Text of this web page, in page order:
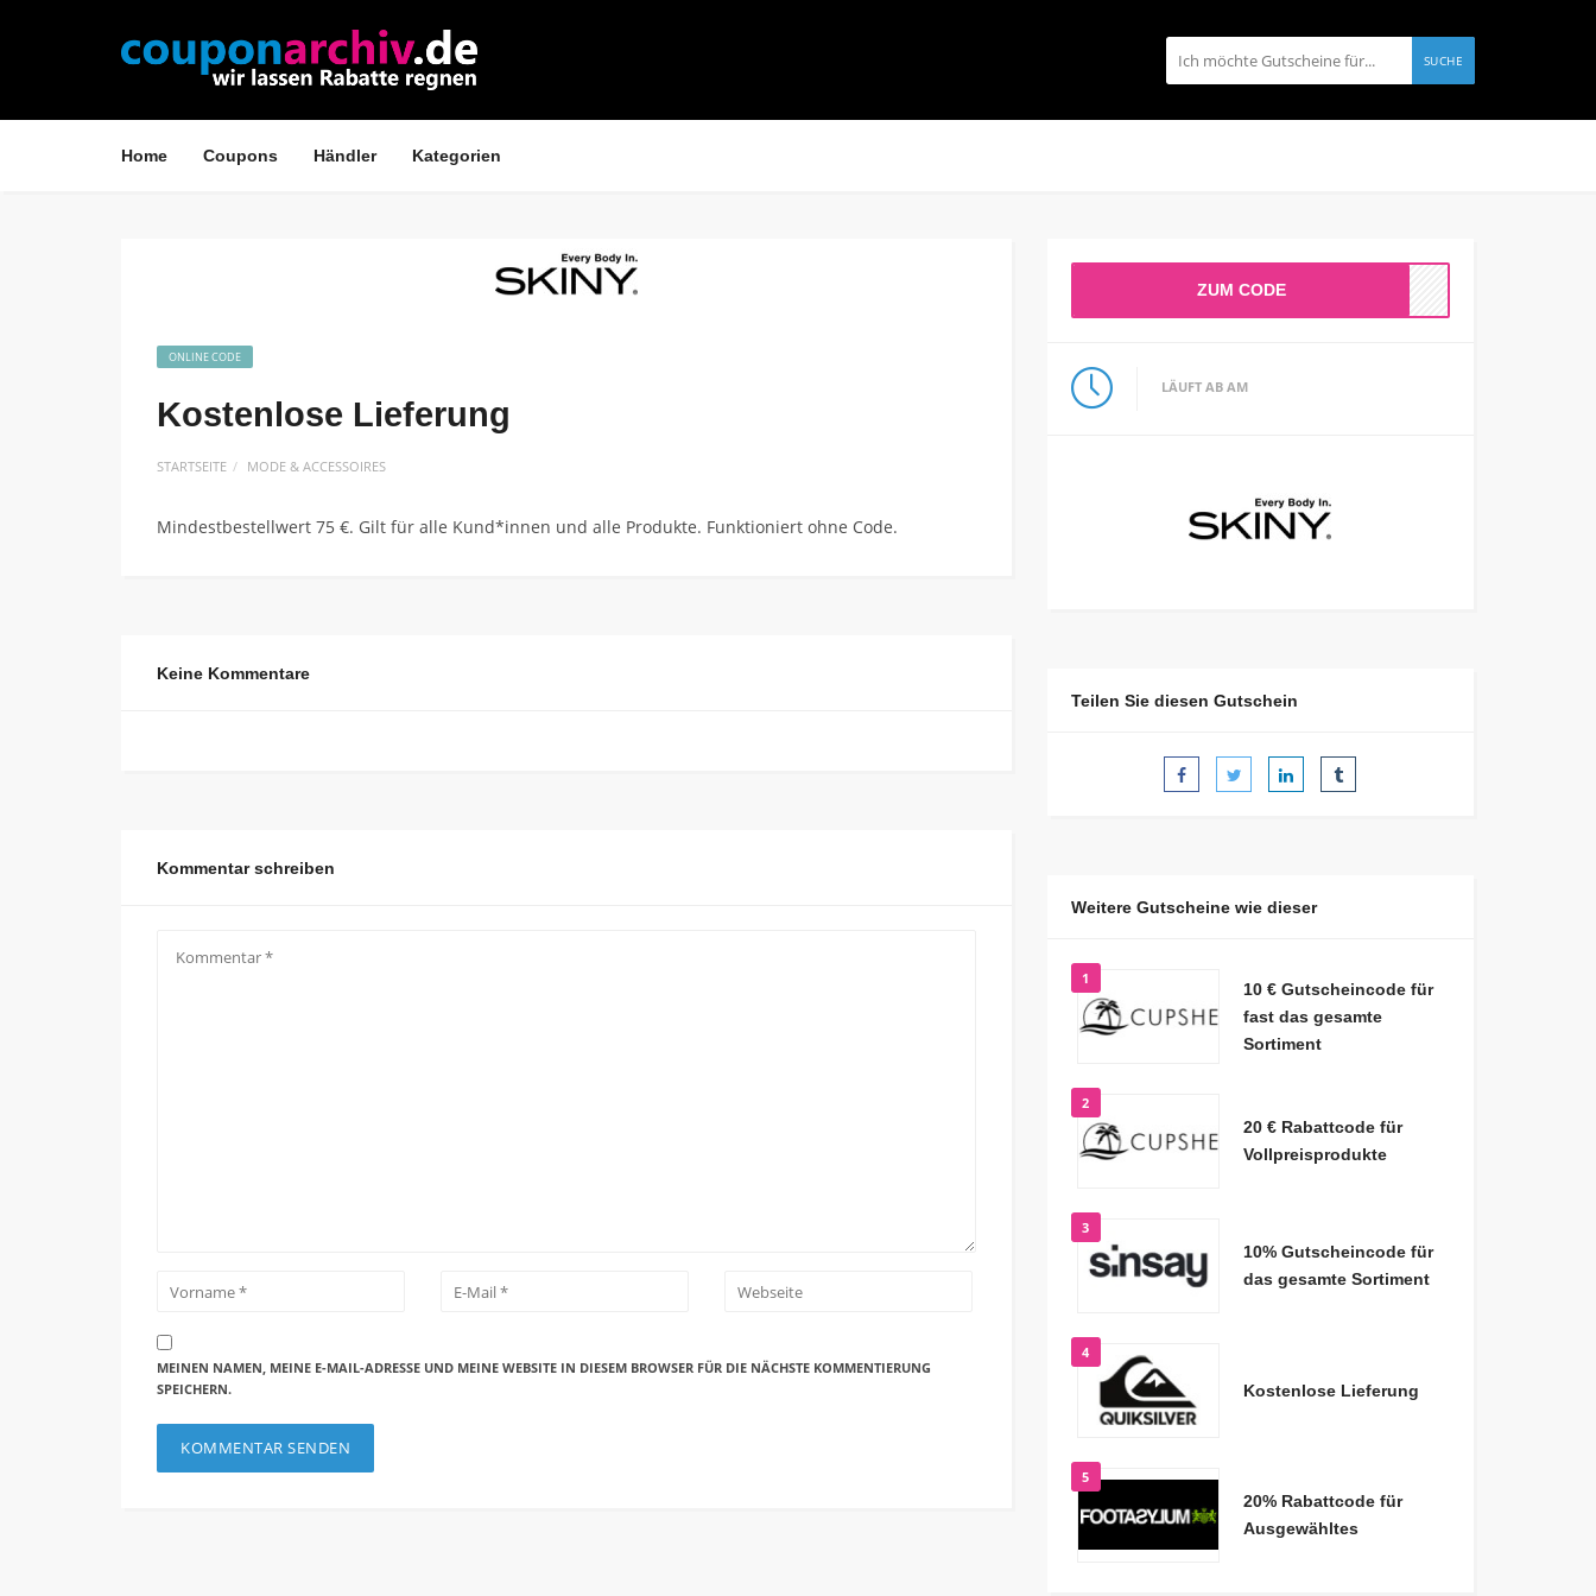
SUCHE
Home Coupons Händler Kategorien
ONLINE CODE
Kostenlose Lieferung
STARTSEITE MODE & ACCESSOIRES
Mindestbestellwert 75 €. Gilt für alle Kund*innen und alle Produkte. Funktioniert ohne Code.
Keine Kommentare
Kommentar schreiben
MEINEN NAMEN, MEINE E-MAIL-ADRESSE UND MEINE WEBSITE IN DIESEM BROWSER FÜR DIE NÄCHSTE KOMMENTIERUNG
SPEICHERN.
ZUM CODE
LÄUFT AB AM
Teilen Sie diesen Gutschein
Weitere Gutscheine wie dieser
1
10 € Gutscheincode für
fast das gesamte
Sortiment
2
20 € Rabattcode für
Vollpreisprodukte
3
10% Gutscheincode für
das gesamte Sortiment
4
Kostenlose Lieferung
5
20% Rabattcode für
Ausgewähltes